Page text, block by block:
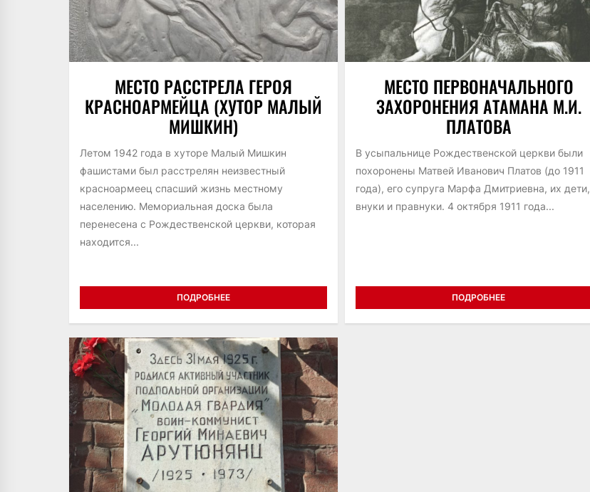
МЕСТО РАССТРЕЛА ГЕРОЯ
КРАСНОАРМЕЙЦА (ХУТОР МАЛЫЙ
МИШКИН)
Летом 1942 года в хуторе Малый Мишкин
фашистами был расстрелян неизвестный
красноармеец спасший жизнь местному
населению. Мемориальная доска была
перенесена с Рождественской церкви, которая
находится...
ПОДРОБНЕЕ
МЕСТО ПЕРВОНАЧАЛЬНОГО
ЗАХОРОНЕНИЯ АТАМАНА М.И.
ПЛАТОВА
В усыпальнице Рождественской церкви были
похоронены Матвей Иванович Платов (до 1911
года), его супруга Марфа Дмитриевна, их дети,
внуки и правнуки. 4 октября 1911 года...
ПОДРОБНЕЕ